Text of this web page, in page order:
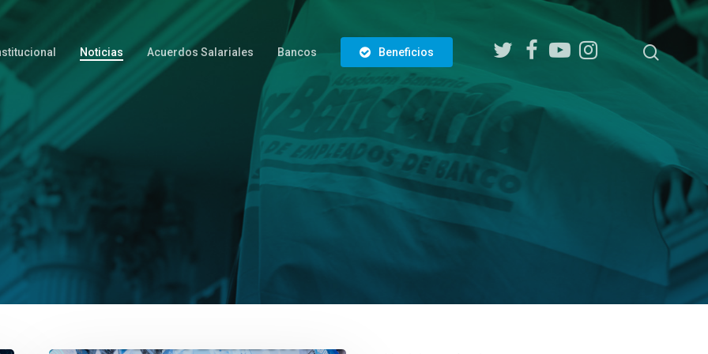
Noticias Acuerdos Salariales Bancos Beneficios
twitter facebookyoutubeinstagram search